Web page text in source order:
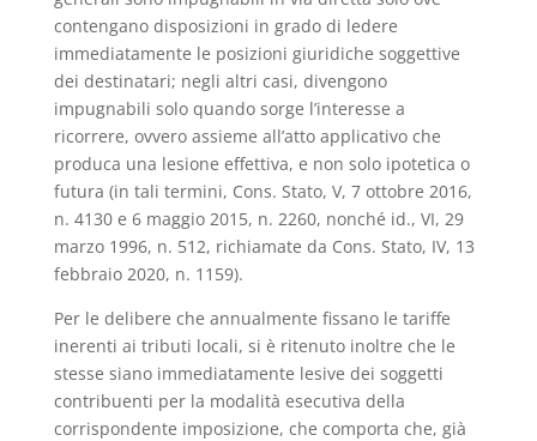
contengano disposizioni in grado di ledere
immediatamente le posizioni giuridiche soggettive
dei destinatari; negli altri casi, divengono
impugnabili solo quando sorge l’interesse a
ricorrere, ovvero assieme all’atto applicativo che
produca una lesione effettiva, e non solo ipotetica o
futura (in tali termini, Cons. Stato, V, 7 ottobre 2016,
n. 4130 e 6 maggio 2015, n. 2260, nonché id., VI, 29
marzo 1996, n. 512, richiamate da Cons. Stato, IV, 13
febbraio 2020, n. 1159).
Per le delibere che annualmente fissano le tariffe
inerenti ai tributi locali, si è ritenuto inoltre che le
stesse siano immediatamente lesive dei soggetti
contribuenti per la modalità esecutiva della
corrispondente imposizione, che comporta che, già